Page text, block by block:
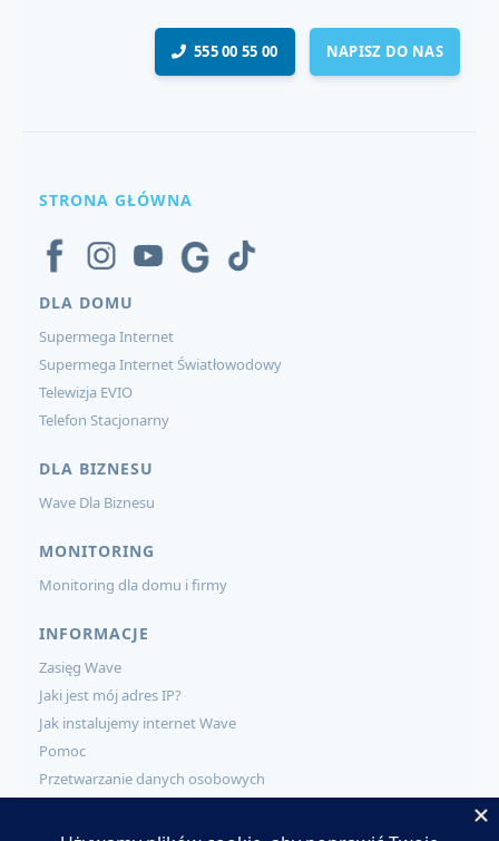
555 00 55 00 NAPISZ DO NAS
STRONA GŁÓWNA
DLA DOMU
Supermega Internet
Supermega Internet Światłowodowy
Telewizja EVIO
Telefon Stacjonarny
DLA BIZNESU
Wave Dla Biznesu
MONITORING
Monitoring dla domu i firmy
INFORMACJE
Zasięg Wave
Jaki jest mój adres IP?
Jak instalujemy internet Wave
Pomoc
Przetwarzanie danych osobowych